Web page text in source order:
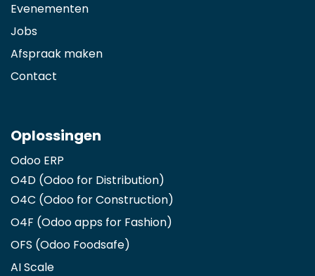
Evenementen
Jobs
Afspraak maken
Contact
Oplossingen
Odoo ERP
O4D (Odoo for Distribution)
O4C (Odoo for Construction)
O4F (Odoo apps for Fashion)
OFS (Odoo Foodsafe)
AI Scale